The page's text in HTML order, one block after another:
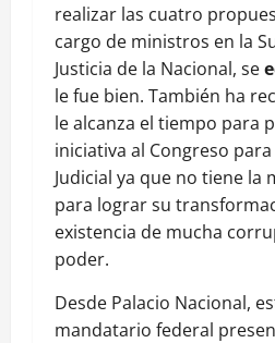
realizar las cuatro
cargo de ministros en la
Justicia de la Nacional, se
le fue bien. También ha
le alcanza el tiempo para
iniciativa al Congreso
Judicial ya que no tiene la
para lograr su
existencia de mucha
poder.
Desde Palacio Nacional,
mandatario federal